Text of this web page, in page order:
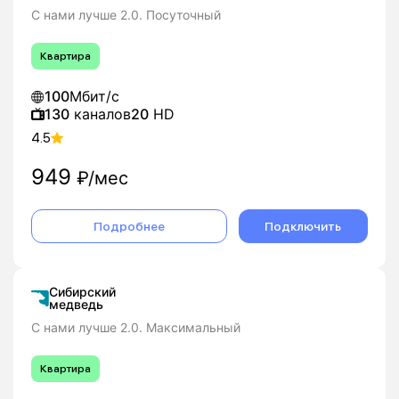
С нами лучше 2.0. Посуточный
Квартира
100Мбит/с
130 каналов20 HD
4.5
949 ₽/мес
Подробнее Подключить
Сибирский
медведь
С нами лучше 2.0. Максимальный
Квартира